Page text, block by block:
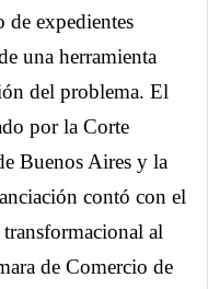
de expedientes
una herramienta
del problema. El
por la Corte
Buenos Aires y la
contó con el
al
de Comercio de